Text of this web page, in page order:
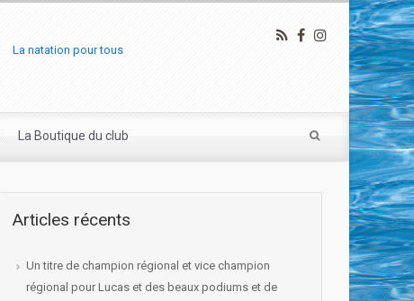
La natation pour tous
La Boutique du club
Articles récents
Un titre de champion régional et vice champion
régional pour Lucas et des beaux podiums et de